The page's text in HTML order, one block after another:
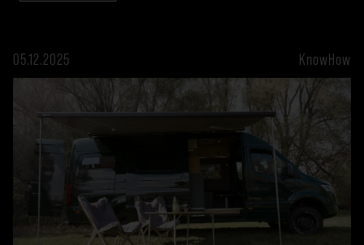
05.12.2025 KnowHow